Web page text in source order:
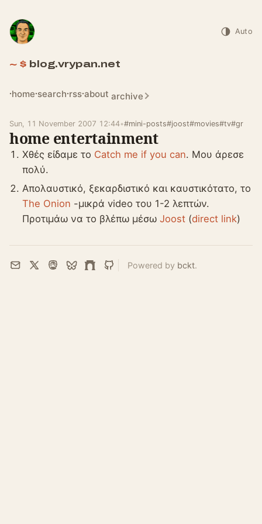
blog.vrypan.net
home search rss about archive
Auto
Sun, 11 November 2007 12:44•#mini-posts#joost#movies#tv#gr
home entertainment
Χθές είδαμε το Catch me if you can. Μου άρεσε
πολύ.
Απολαυστικό, ξεκαρδιστικό και καυστικότατο, το
The Onion -μικρά video του 1-2 λεπτών.
Προτιμάω να το βλέπω μέσωJoost (direct link)
Email
X Mastodon
BlueskyFarcaster
GitHub
Powered by bckt.